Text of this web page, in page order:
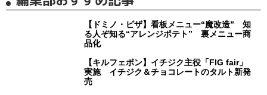
【ドミノ・ピザ】看板メニュー“魔改造” 知
る人ぞ知る“アレンジポテト” 裏メニュー商
品化
【キルフェボン】イチジク主役「FIG fair」
実施 イチジク＆チョコレートのタルト新発
売